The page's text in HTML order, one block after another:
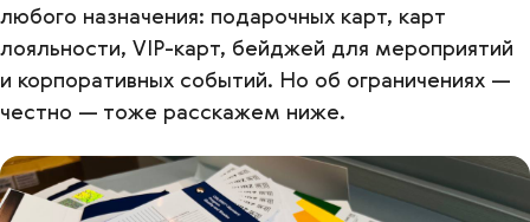
любого назначения: подарочных карт, карт
лояльности, VIP-карт, бейджей для мероприятий
и корпоративных событий. Но об ограничениях —
честно — тоже расскажем ниже.